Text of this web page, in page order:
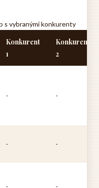
s vybranými konkurenty
Konkurent
1
Konkurent
2
- -
- -
- -